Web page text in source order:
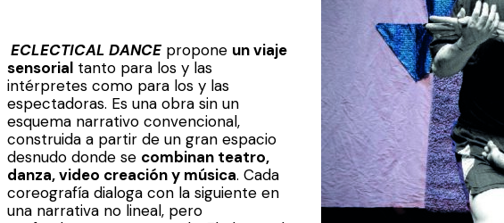
ECLECTICAL DANCE propone un viaje
sensorial tanto para los y las
intérpretes como para los y las
espectadoras. Es una obra sin un
esquema narrativo convencional,
construida a partir de un gran espacio
desnudo donde se combinan teatro,
danza, video creación y música. Cada
coreografía dialoga con la siguiente en
una narrativa no lineal, pero